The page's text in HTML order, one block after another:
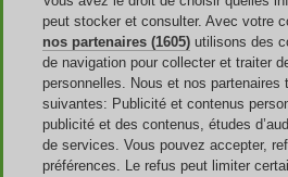
CGU
Mentions légales
Transparence
Équipe Discoup
Nouvelles
Tous les magasins
Toutes les catégories
Guide des réductions
peut stocker et consulter. Avec votre
nos partenaires (1605) utilisons des
de navigation pour collecter et traiter
personnelles. Nous et nos partenaires
suivantes: Publicité et contenus
publicité et des contenus, études
de services. Vous pouvez accepter,
préférences. Le refus peut limiter